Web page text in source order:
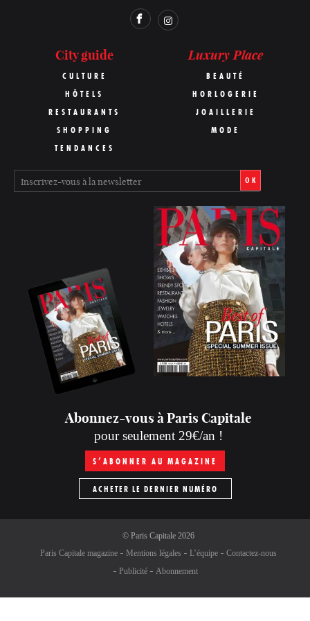
City guide
CULTURE
HÔTELS
RESTAURANTS
SHOPPING
TENDANCES
Luxury Place
BEAUTÉ
HORLOGERIE
JOAILLERIE
MODE
OK
Abonnez-vous à Paris Capitale
pour seulement 29€/an !
S’ABONNER AU MAGAZINE
ACHETER LE DERNIER NUMÉRO
© Paris Capitale2026
Paris Capitale magazine
Mentions légales L’équipe
Contactez-nous
Publicité
Abonnement